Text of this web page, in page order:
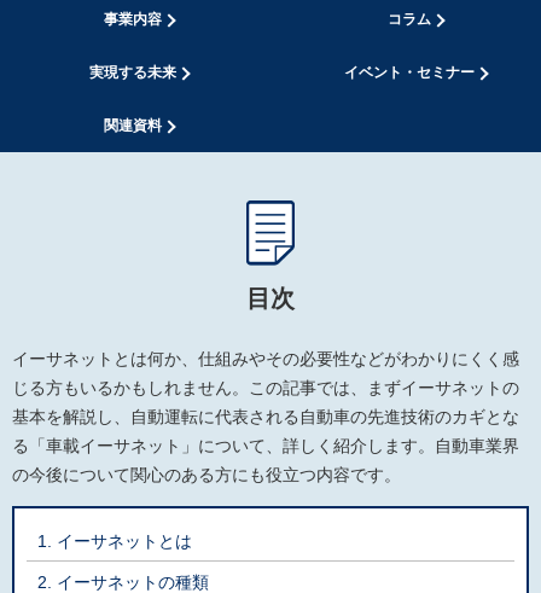
事業内容 コラム
実現する未来 イベント・セミナー
関連資料
目次
イーサネットとは何か、仕組みやその必要性などがわかりにくく感
じる方もいるかもしれません。この記事では、まずイーサネットの
基本を解説し、自動運転に代表される自動車の先進技術のカギとな
る「車載イーサネット」について、詳しく紹介します。自動車業界
の今後について関心のある方にも役立つ内容です。
イーサネットとは
イーサネットの種類